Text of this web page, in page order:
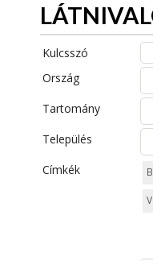
Kulcsszó
Ország
Tartomány
Település
Címkék